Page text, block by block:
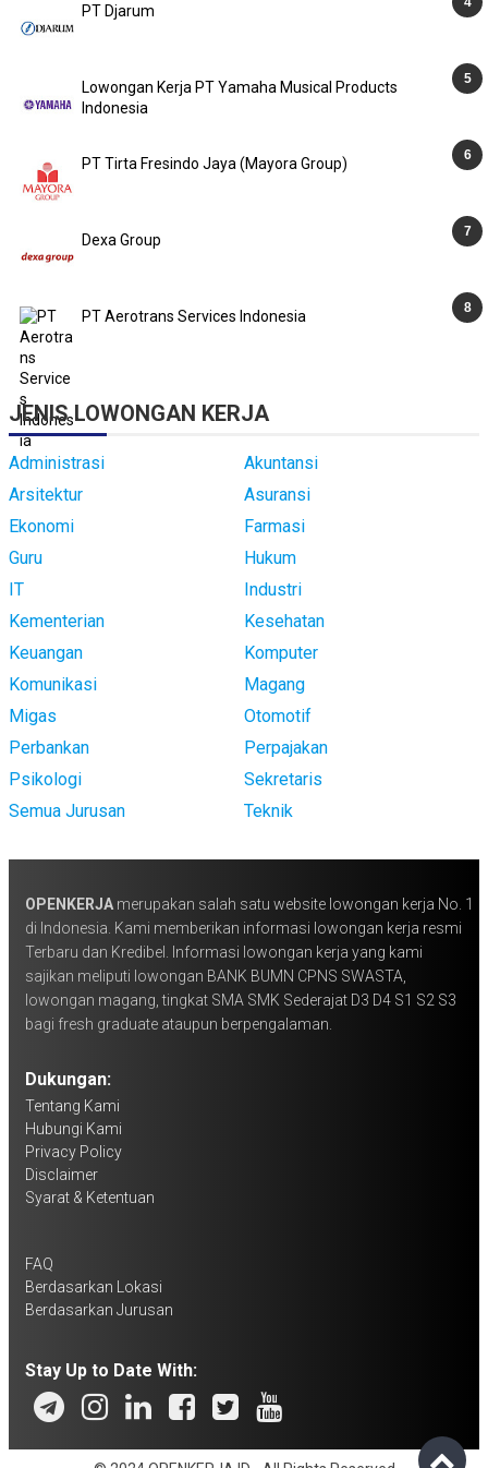
PT Djarum
Lowongan Kerja PT Yamaha Musical Products
Indonesia
PT Tirta Fresindo Jaya (Mayora Group)
Dexa Group
PT Aerotrans Services Indonesia
JENIS LOWONGAN KERJA
Administrasi
Akuntansi
Arsitektur
Asuransi
Ekonomi
Farmasi
Guru
Hukum
IT
Industri
Kementerian
Kesehatan
Keuangan
Komputer
Komunikasi
Magang
Migas
Otomotif
Perbankan
Perpajakan
Psikologi
Sekretaris
Semua Jurusan
Teknik
OPENKERJA merupakan salah satu website lowongan kerja No. 1
di Indonesia. Kami memberikan informasi lowongan kerja resmi
Terbaru dan Kredibel. Informasi lowongan kerja yang kami
sajikan meliputi lowongan BANK BUMN CPNS SWASTA,
lowongan magang, tingkat SMA SMK Sederajat D3 D4 S1 S2 S3
bagi fresh graduate ataupun berpengalaman.
Dukungan:
Tentang Kami
Hubungi Kami
Privacy Policy
Disclaimer
Syarat & Ketentuan
FAQ
Berdasarkan Lokasi
Berdasarkan Jurusan
Stay Up to Date With: